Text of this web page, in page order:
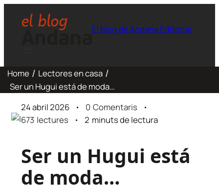
El blog de Andana Editorial
Home
Lectores en casa
Ser un Hugui está de moda…
24 abril 2026
0 Comentaris
673 lectures 2 minuts de lectura
Ser un Hugui está
de moda…